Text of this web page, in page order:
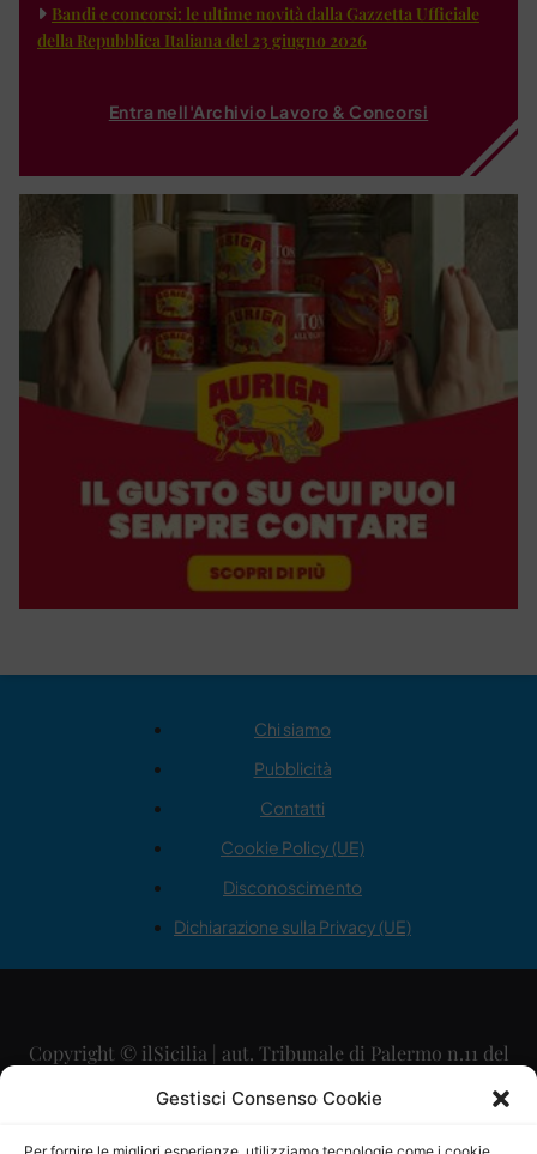
Gestisci Consenso Cookie
Bandi e concorsi: le ultime novità dalla Gazzetta Ufficiale
della Repubblica Italiana del 23 giugno 2026
Entra nell'Archivio Lavoro & Concorsi
Chi siamo
Pubblicità
Contatti
Cookie Policy (UE)
Disconoscimento
Dichiarazione sulla Privacy (UE)
Copyright © ilSicilia | aut. Tribunale di Palermo n.11 del
29/09/2015